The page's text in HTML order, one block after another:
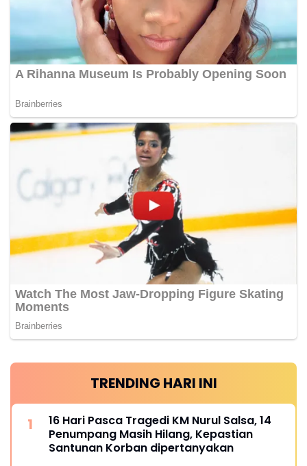
TRENDING HARI INI
16 Hari Pasca Tragedi KM Nurul Salsa, 14
Penumpang Masih Hilang, Kepastian
Santunan Korban dipertanyakan